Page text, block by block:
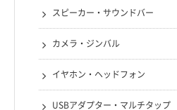
スピーカー・サウンドバー
カメラ・ジンバル
イヤホン・ヘッドフォン
USBアダプター・マルチタップ